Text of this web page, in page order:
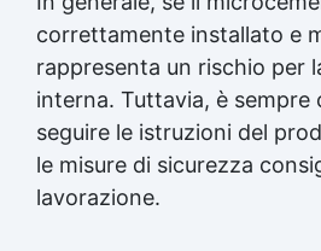
correttamente installato e
rappresenta un rischio per
interna. Tuttavia, è sempre
seguire le istruzioni del
le misure di sicurezza
lavorazione.